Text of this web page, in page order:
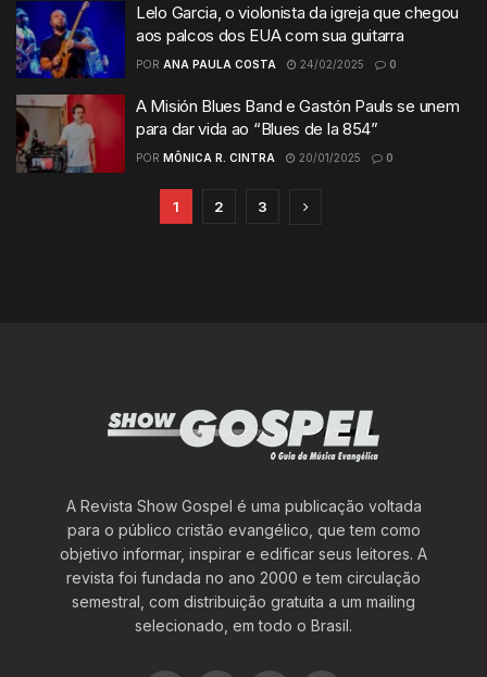
Lelo Garcia, o violonista da igreja que chegou
aos palcos dos EUA com sua guitarra
POR ANA PAULA COSTA 24/02/2025 0
A Misión Blues Band e Gastón Pauls se unem
para dar vida ao “Blues de la 854”
POR MÔNICA R. CINTRA 20/01/2025 0
1 2 3
A Revista Show Gospel é uma publicação voltada
para o público cristão evangélico, que tem como
objetivo informar, inspirar e edificar seus leitores. A
revista foi fundada no ano 2000 e tem circulação
semestral, com distribuição gratuita a um mailing
selecionado, em todo o Brasil.